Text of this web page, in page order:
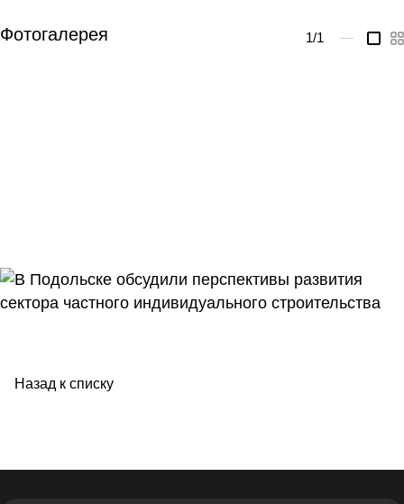
Фотогалерея 1/1 —
Назад к списку